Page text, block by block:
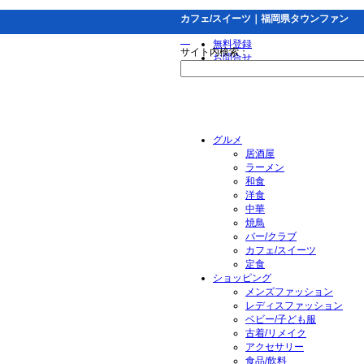
カフェ/スイーツ｜福岡県タウンファン
無料登録
お問合せ
サイト内検索：
グルメ
居酒屋
ラーメン
和食
洋食
中華
焼鳥
バー/クラブ
カフェ/スイーツ
定食
ショッピング
メンズファッション
レディスファッション
ベビー/子ども服
古着/リメイク
アクセサリー
食品/飲料